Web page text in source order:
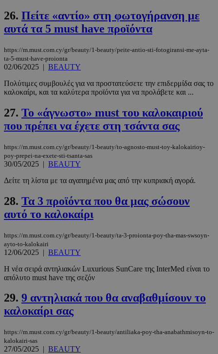
26. Πείτε «αντίο» στη φωτογήρανση με
αυτά τα 5 must have προϊόντα
https://m.must.com.cy/gr/beauty/1-beauty/peite-antio-sti-fotogiransi-me-ayta-
ta-5-must-have-proionta
02/06/2025 | BEAUTY
Πολύτιμες συμβουλές για να προστατεύσετε την επιδερμίδα σας το
καλοκαίρι, και τα καλύτερα προϊόντα για να προλάβετε και ...
27. Το «άγνωστο» must του καλοκαιριού
που πρέπει να έχετε στη τσάντα σας
https://m.must.com.cy/gr/beauty/1-beauty/to-agnosto-must-toy-kalokairioy-
poy-prepei-na-exete-sti-tsanta-sas
30/05/2025 | BEAUTY
Δείτε τη λίστα με τα αγαπημένα μας από την κυπριακή αγορά.
28. Τα 3 προϊόντα που θα μας σώσουν
αυτό το καλοκαίρι
https://m.must.com.cy/gr/beauty/1-beauty/ta-3-proionta-poy-tha-mas-swsoyn-
ayto-to-kalokairi
12/06/2025 | BEAUTY
Η νέα σειρά αντηλιακών Luxurious SunCare της InterMed είναι το
απόλυτο must have της σεζόν
29. 9 αντηλιακά που θα αναβαθμίσουν το
καλοκαίρι σας
https://m.must.com.cy/gr/beauty/1-beauty/antiliaka-poy-tha-anabathmisoyn-to-
kalokairi-sas
27/05/2025 | BEAUTY
PHPSESSID